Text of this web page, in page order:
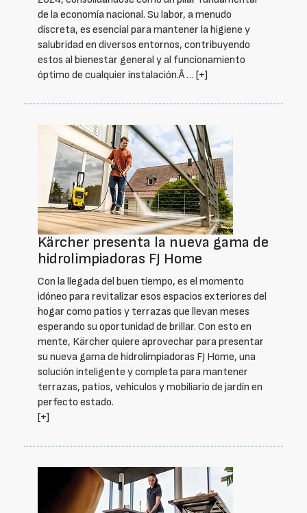
de la economía nacional. Su labor, a menudo
discreta, es esencial para mantener la higiene y
salubridad en diversos entornos, contribuyendo
estos al bienestar general y al funcionamiento
óptimo de cualquier instalación.Â … [+]
Kärcher presenta la nueva gama de
hidrolimpiadoras FJ Home
Con la llegada del buen tiempo, es el momento
idóneo para revitalizar esos espacios exteriores del
hogar como patios y terrazas que llevan meses
esperando su oportunidad de brillar. Con esto en
mente, Kärcher quiere aprovechar para presentar
su nueva gama de hidrolimpiadoras FJ Home, una
solución inteligente y completa para mantener
terrazas, patios, vehículos y mobiliario de jardín en
perfecto estado.
[+]